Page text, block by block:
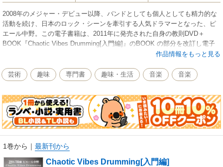
2008年のメジャー・デビュー以降、バンドとしても個人としても精力的な
活動を続け、日本のロック・シーンを牽引する人気ドラマーとなった、ピ
エール中野。この電子書籍は、2011年に発売された自身の教則DVD＋
BOOK『Chaotic Vibes Drumming[入門編]』のBOOK の部分を改訂し電子
書籍化したもので、当時モノクロだった写真をすべてカラーにて再現した
ペシャル仕様となっています。特に、ドラムの写真や細かい譜例を画面上
で拡大して確認できるのは電子版ならではの楽しみ方。また、小さな画面
で、練習時にスマートフォンやタブレットで持ち歩くこともできて大変便
利、まさに永久保存版の必携アイテムです。
作品情報をもっと見る
芸術 趣味 専門書 趣味・生活 音楽 音楽
1巻から ｜ 最新刊から
Chaotic Vibes Drumming[入門編]